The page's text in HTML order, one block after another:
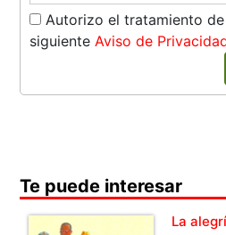
Autorizo el tratamiento
siguienteAviso de
Te puede interesar
La